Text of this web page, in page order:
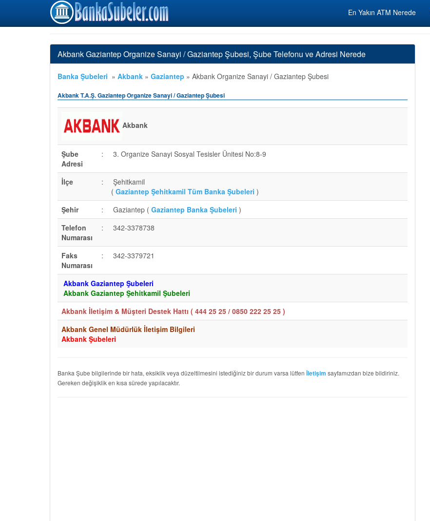
En Yakın ATM Nerede
Akbank Gaziantep Organize Sanayi / Gaziantep Şubesi, Şube Telefonu ve Adresi Nerede
Banka Şubeleri » Akbank » Gaziantep » Akbank Organize Sanayi / Gaziantep Şubesi
Akbank T.A.Ş. Gaziantep Organize Sanayi / Gaziantep Şubesi
Akbank
Şube
Adresi
: 3. Organize Sanayi Sosyal Tesisler Ünitesi No:8-9
İlçe :
Şehitkamil
( Gaziantep Şehitkamil Tüm Banka Şubeleri )
Şehir
: Gaziantep ( Gaziantep Banka Şubeleri )
Telefon
Numarası
: 342-3378738
Faks
Numarası
: 342-3379721
Akbank Gaziantep Şubeleri
Akbank Gaziantep Şehitkamil Şubeleri
Akbank İletişim & Müşteri Destek Hattı ( 444 25 25 / 0850 222 25 25 )
Akbank Genel Müdürlük İletişim Bilgileri
Akbank Şubeleri
Banka Şube bilgilerinde bir hata, eksiklik veya düzeltilmesini istediğiniz bir durum varsa lütfen İletişim sayfamızdan bize bildiriniz.
Gereken değişiklik en kısa sürede yapılacaktır.